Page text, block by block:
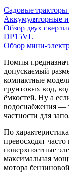
Садовые тракторы
Аккумуляторные
Обзор двух
DP15VL
Обзор мини-
Помпы
допускаемый
компактные
грунтовых вод,
ёмкостей. Ну а
водоснабжения —
частности для
По
превосходят
поверхностные
максимальная
мотора